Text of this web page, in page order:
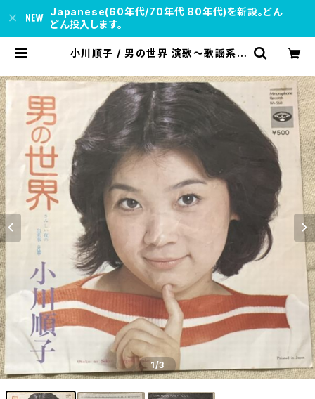
Japanese(60年代/70年代 80年代)を新設。どん
どん投入します。
小川順子 / 男の世界 演歌～歌謡系 |
1/3